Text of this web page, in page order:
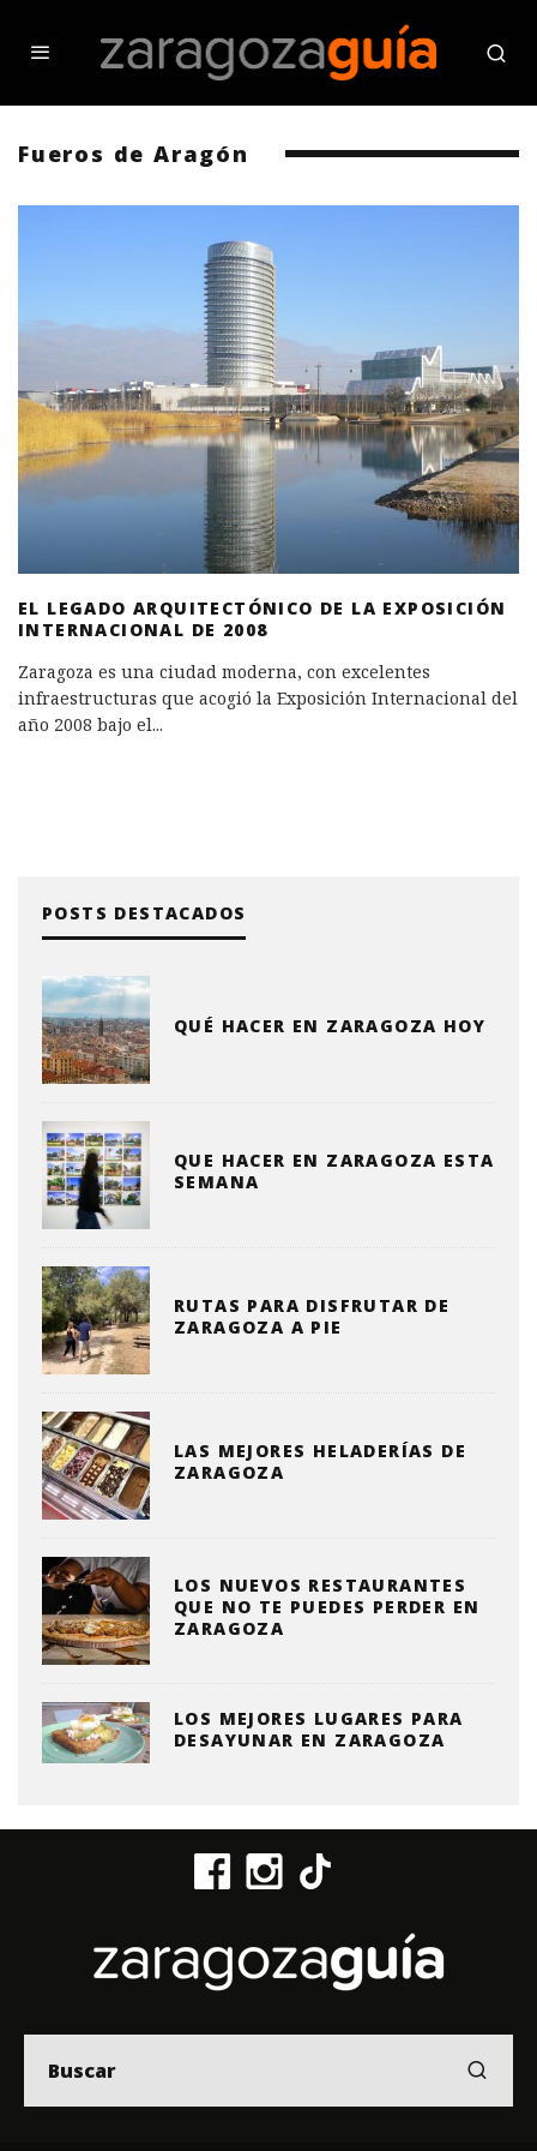
Fueros de Aragón
EL LEGADO ARQUITECTÓNICO DE LA EXPOSICIÓN
INTERNACIONAL DE 2008
Zaragoza es una ciudad moderna, con excelentes
infraestructuras que acogió la Exposición Internacional del
año 2008 bajo el...
POSTS DESTACADOS
QUÉ HACER EN ZARAGOZA HOY
QUE HACER EN ZARAGOZA ESTA
SEMANA
RUTAS PARA DISFRUTAR DE
ZARAGOZA A PIE
LAS MEJORES HELADERÍAS DE
ZARAGOZA
LOS NUEVOS RESTAURANTES
QUE NO TE PUEDES PERDER EN
ZARAGOZA
LOS MEJORES LUGARES PARA
DESAYUNAR EN ZARAGOZA